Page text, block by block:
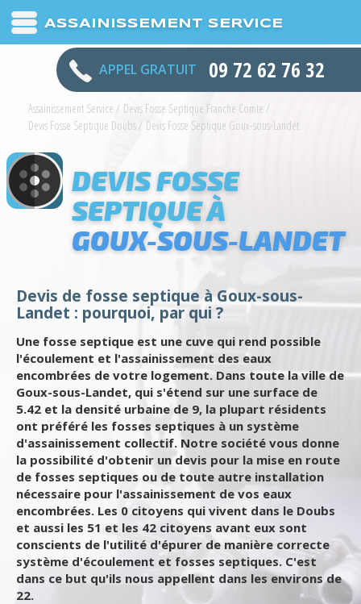
ASSAINISSEMENT SERVICE
APPEL GRATUIT 09 72 62 76 32
Assainissement Service / Devis Fosse Septique Franche Comte /
Devis Fosse Septique Doubs/ Devis Fosse Septique Goux-sous-Landet
DEVIS FOSSE
SEPTIQUE À
GOUX-SOUS-LANDET
Devis de fosse septique à Goux-sous-
Landet : pourquoi, par qui ?
Une fosse septique est une cuve qui rend possible
l'écoulement et l'assainissement des eaux
encombrées de votre logement. Dans toute la ville de
Goux-sous-Landet, qui s'étend sur une surface de
5.42 et la densité urbaine de 9, la plupart résidents
ont préféré les fosses septiques à un système
d'assainissement collectif. Notre société vous donne
la possibilité d'obtenir un devis pour la mise en route
de fosses septiques ou de toute autre installation
nécessaire pour l'assainissement de vos eaux
encombrées. Les 0 citoyens qui vivent dans le Doubs
et aussi les 51 et les 42 citoyens avant eux sont
conscients de l'utilité d'épurer de manière correcte
système d'écoulement et fosses septiques. C'est
dans ce but qu'ils nous appellent dans les environs de
22.